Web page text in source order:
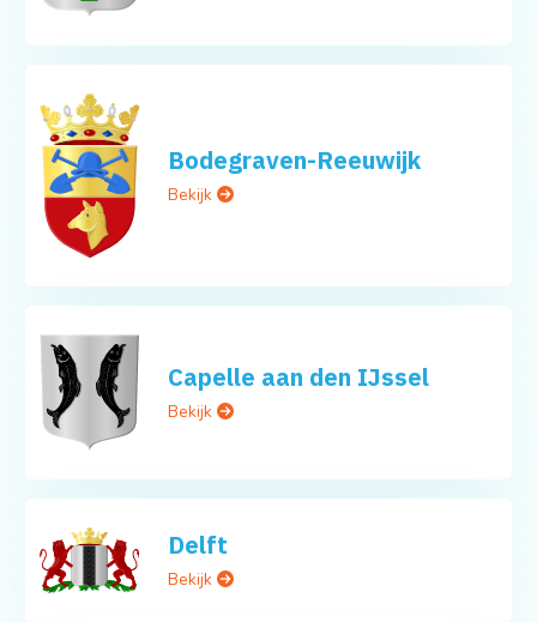
Bodegraven-Reeuwijk
Bekijk
Capelle aan den IJssel
Bekijk
Delft
Bekijk